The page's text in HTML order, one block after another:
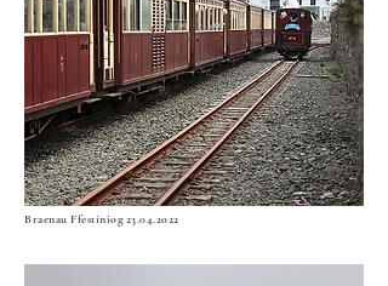
Braenau Ffestiniog23.04.2022